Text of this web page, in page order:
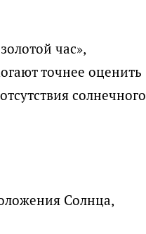
час»,
точнее оценить
солнечного
Солнца,